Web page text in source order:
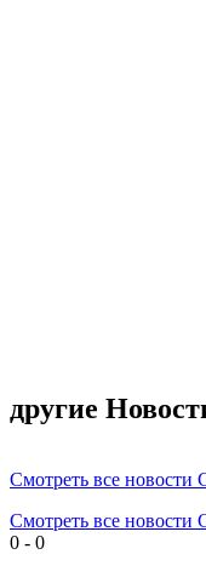
другие
Смотреть все новости
Смотреть все новости
0 - 0